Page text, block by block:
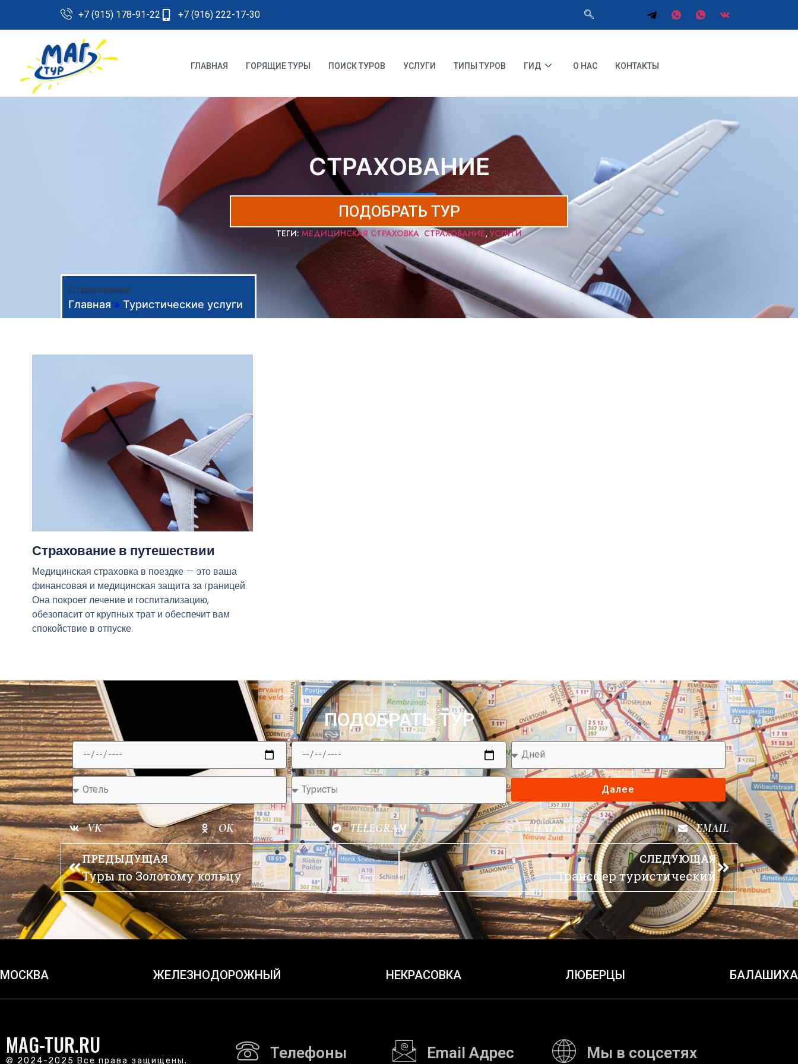
+7 (915) 178-91-22 +7 (916) 222-17-30
ГЛАВНАЯ ГОРЯЩИЕ ТУРЫ ПОИСК ТУРОВ УСЛУГИ ТИПЫ ТУРОВ ГИД О НАС КОНТАКТЫ
СТРАХОВАНИЕ
ПОДОБРАТЬ ТУР
ТЕГИ: МЕДИЦИНСКАЯ СТРАХОВКА, СТРАХОВАНИЕ, УСЛУГИ
Страхование
Главная » Туристические услуги
Страхование в путешествии
Медицинская страховка в поездке — это ваша
финансовая и медицинская защита за границей.
Она покроет лечение и госпитализацию,
обезопасит от крупных трат и обеспечит вам
спокойствие в отпуске.
ПОДОБРАТЬ ТУР
Далее
VK OK TELEGRAM WHATSAPP EMAIL
ПРЕДЫДУЩАЯ
Туры по Золотому кольцу
СЛЕДУЮЩАЯ
Трансфер туристический
МОСКВА ЖЕЛЕЗНОДОРОЖНЫЙ НЕКРАСОВКА ЛЮБЕРЦЫ БАЛАШИХА
MAG-TUR.RU
© 2024-2025 Все права защищены. Телефоны Email Адрес Мы в соцсетях